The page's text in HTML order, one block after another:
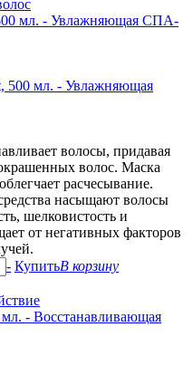
мл. - Увлажняющая СПА-
волосы, придавая
волос. Маска
расчесывание.
насыщают волосы
шелковистость и
от негативных факторов
- КупитьВ корзину
- Восстанавливающая